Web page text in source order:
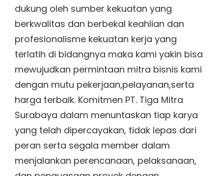
dukung oleh sumber kekuatan yang
berkwalitas dan berbekal keahlian dan
profesionalisme kekuatan kerja yang
terlatih di bidangnya maka kami yakin bisa
mewujudkan permintaan mitra bisnis kami
dengan mutu pekerjaan,pelayanan,serta
harga terbaik. Komitmen PT. Tiga Mitra
Surabaya dalam menuntaskan tiap karya
yang telah dipercayakan, tidak lepas dari
peran serta segala member dalam
menjalankan perencanaan, pelaksanaan,